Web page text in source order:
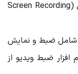
نرم افزار ضبط ویدیو از صفحه نمایش (Screen Recording
شامل ضبط و نمایش
ضبط ویدیو از